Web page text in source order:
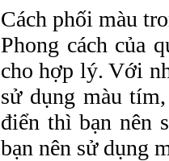
Cách phối màu
Phong cách của
cho hợp lý. Với
sử dụng màu
điển thì bạn nên
bạn nên sử dụng